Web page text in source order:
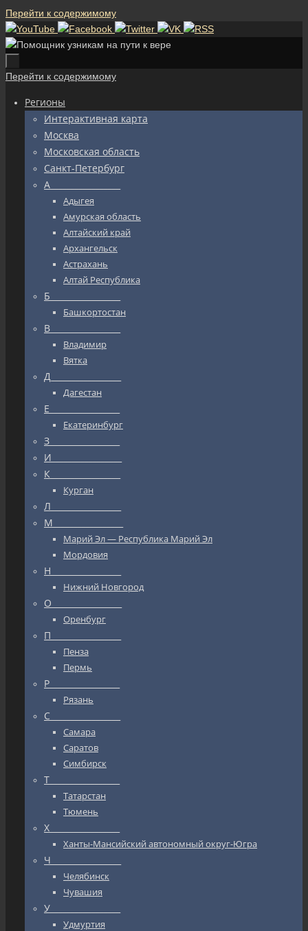
Перейти к содержимому
Перейти к содержимому
Регионы
Интерактивная карта
Москва
Московская область
Санкт-Петербург
А_________________
Адыгея
Амурская область
Алтайский край
Архангельск
Астрахань
Алтай Республика
Б_________________
Башкортостан
В_________________
Владимир
Вятка
Д_________________
Дагестан
Е_________________
Екатеринбург
З_________________
И_________________
К_________________
Курган
Л_________________
М_________________
Марий Эл — Республика Марий Эл
Мордовия
Н_________________
Нижний Новгород
О_________________
Оренбург
П_________________
Пенза
Пермь
Р_________________
Рязань
С_________________
Самара
Саратов
Симбирск
Т_________________
Татарстан
Тюмень
Х_________________
Ханты-Мансийский автономный округ-Югра
Ч_________________
Челябинск
Чувашия
У_________________
Удмуртия